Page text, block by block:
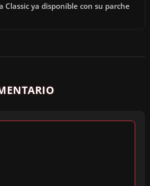
Classic ya disponible con su parche